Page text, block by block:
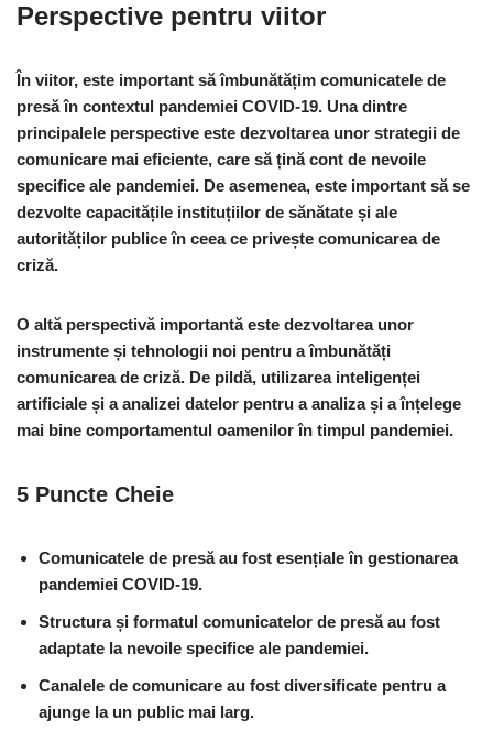
Perspective pentru viitor
În viitor, este important să îmbunătățim comunicatele de
presă în contextul pandemiei COVID-19. Una dintre
principalele perspective este dezvoltarea unor strategii de
comunicare mai eficiente, care să țină cont de nevoile
specifice ale pandemiei. De asemenea, este important să se
dezvolte capacitățile instituțiilor de sănătate și ale
autorităților publice în ceea ce privește comunicarea de
criză.
O altă perspectivă importantă este dezvoltarea unor
instrumente și tehnologii noi pentru a îmbunătăți
comunicarea de criză. De pildă, utilizarea inteligenței
artificiale și a analizei datelor pentru a analiza și a înțelege
mai bine comportamentul oamenilor în timpul pandemiei.
5 Puncte Cheie
Comunicatele de presă au fost esențiale în gestionarea
pandemiei COVID-19.
Structura și formatul comunicatelor de presă au fost
adaptate la nevoile specifice ale pandemiei.
Canalele de comunicare au fost diversificate pentru a
ajunge la un public mai larg.